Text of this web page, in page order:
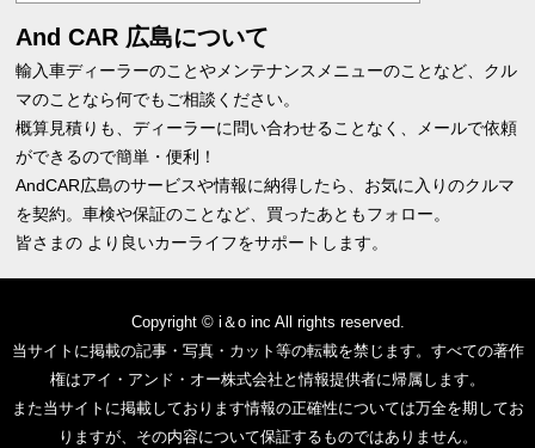
And CAR 広島について
輸入車ディーラーのことやメンテナンスメニューのことなど、クル
マのことなら何でもご相談ください。
概算見積りも、ディーラーに問い合わせることなく、メールで依頼
ができるので簡単・便利！
AndCAR広島のサービスや情報に納得したら、お気に入りのクルマ
を契約。車検や保証のことなど、買ったあともフォロー。
皆さまの より良いカーライフをサポートします。
Copyright © i＆o inc All rights reserved.
当サイトに掲載の記事・写真・カット等の転載を禁じます。すべての著作
権はアイ・アンド・オー株式会社と情報提供者に帰属します。
また当サイトに掲載しております情報の正確性については万全を期してお
りますが、その内容について保証するものではありません。